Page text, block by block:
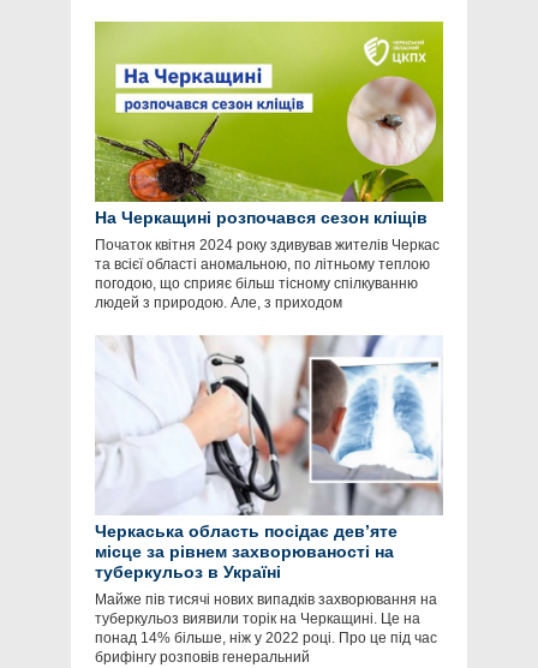
На Черкащині розпочався сезон кліщів
Початок квітня 2024 року здивував жителів Черкас
та всієї області аномальною, по літньому теплою
погодою, що сприяє більш тісному спілкуванню
людей з природою. Але, з приходом
Черкаська область посідає девʼяте
місце за рівнем захворюваності на
туберкульоз в Україні
Майже пів тисячі нових випадків захворювання на
туберкульоз виявили торік на Черкащині. Це на
понад 14% більше, ніж у 2022 році. Про це під час
брифінгу розповів генеральний